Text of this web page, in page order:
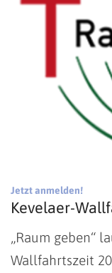
Jetzt anmelden!:
Kevelaer-
„Raum geben“
Wallfahrtszeit